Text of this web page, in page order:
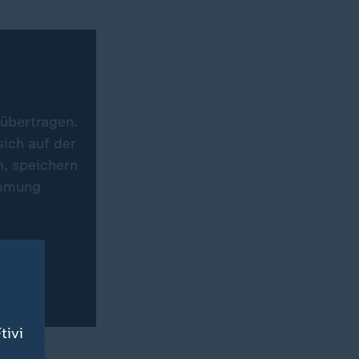
auf der
speichern